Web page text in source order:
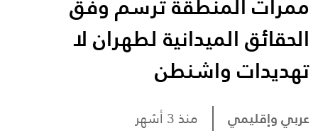
الحقائق الميدانية لطهران لا
تهديدات واشنطن
عربي وإقليمي منذ 3 أشهر